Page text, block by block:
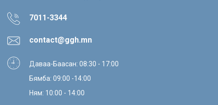
7011-3344
contact@ggh.mn
Даваа-Баасан: 08:30 - 17:00
Бямба: 09:00 -14:00
Ням: 10:00 - 14:00